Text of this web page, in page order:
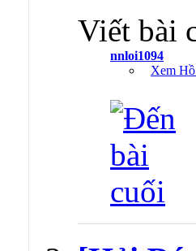
Viết bài
nnloi1094
Xem